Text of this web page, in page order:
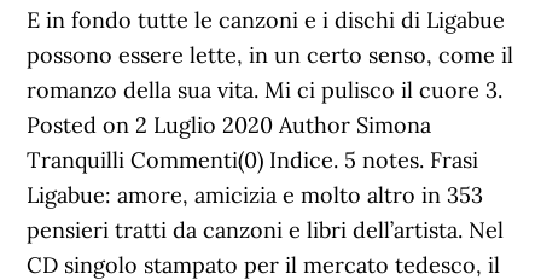
E in fondo tutte le canzoni e i dischi di Ligabue
possono essere lette, in un certo senso, come il
romanzo della sua vita. Mi ci pulisco il cuore 3.
Posted on 2 Luglio 2020 Author Simona
Tranquilli Commenti(0) Indice. 5 notes. Frasi
Ligabue: amore, amicizia e molto altro in 353
pensieri tratti da canzoni e libri dell’artista. Nel
CD singolo stampato per il mercato tedesco, il